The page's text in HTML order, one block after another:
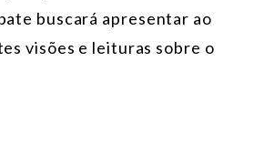
buscará apresentar ao
visões e leituras sobre o